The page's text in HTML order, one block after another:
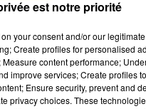
insolites
la ville
de 6 000
de
est notre priorité
your consent and/or our
Create profiles for personalised
content performance;
improve services; Create profiles
Ensure security, prevent and
privacy choices. These